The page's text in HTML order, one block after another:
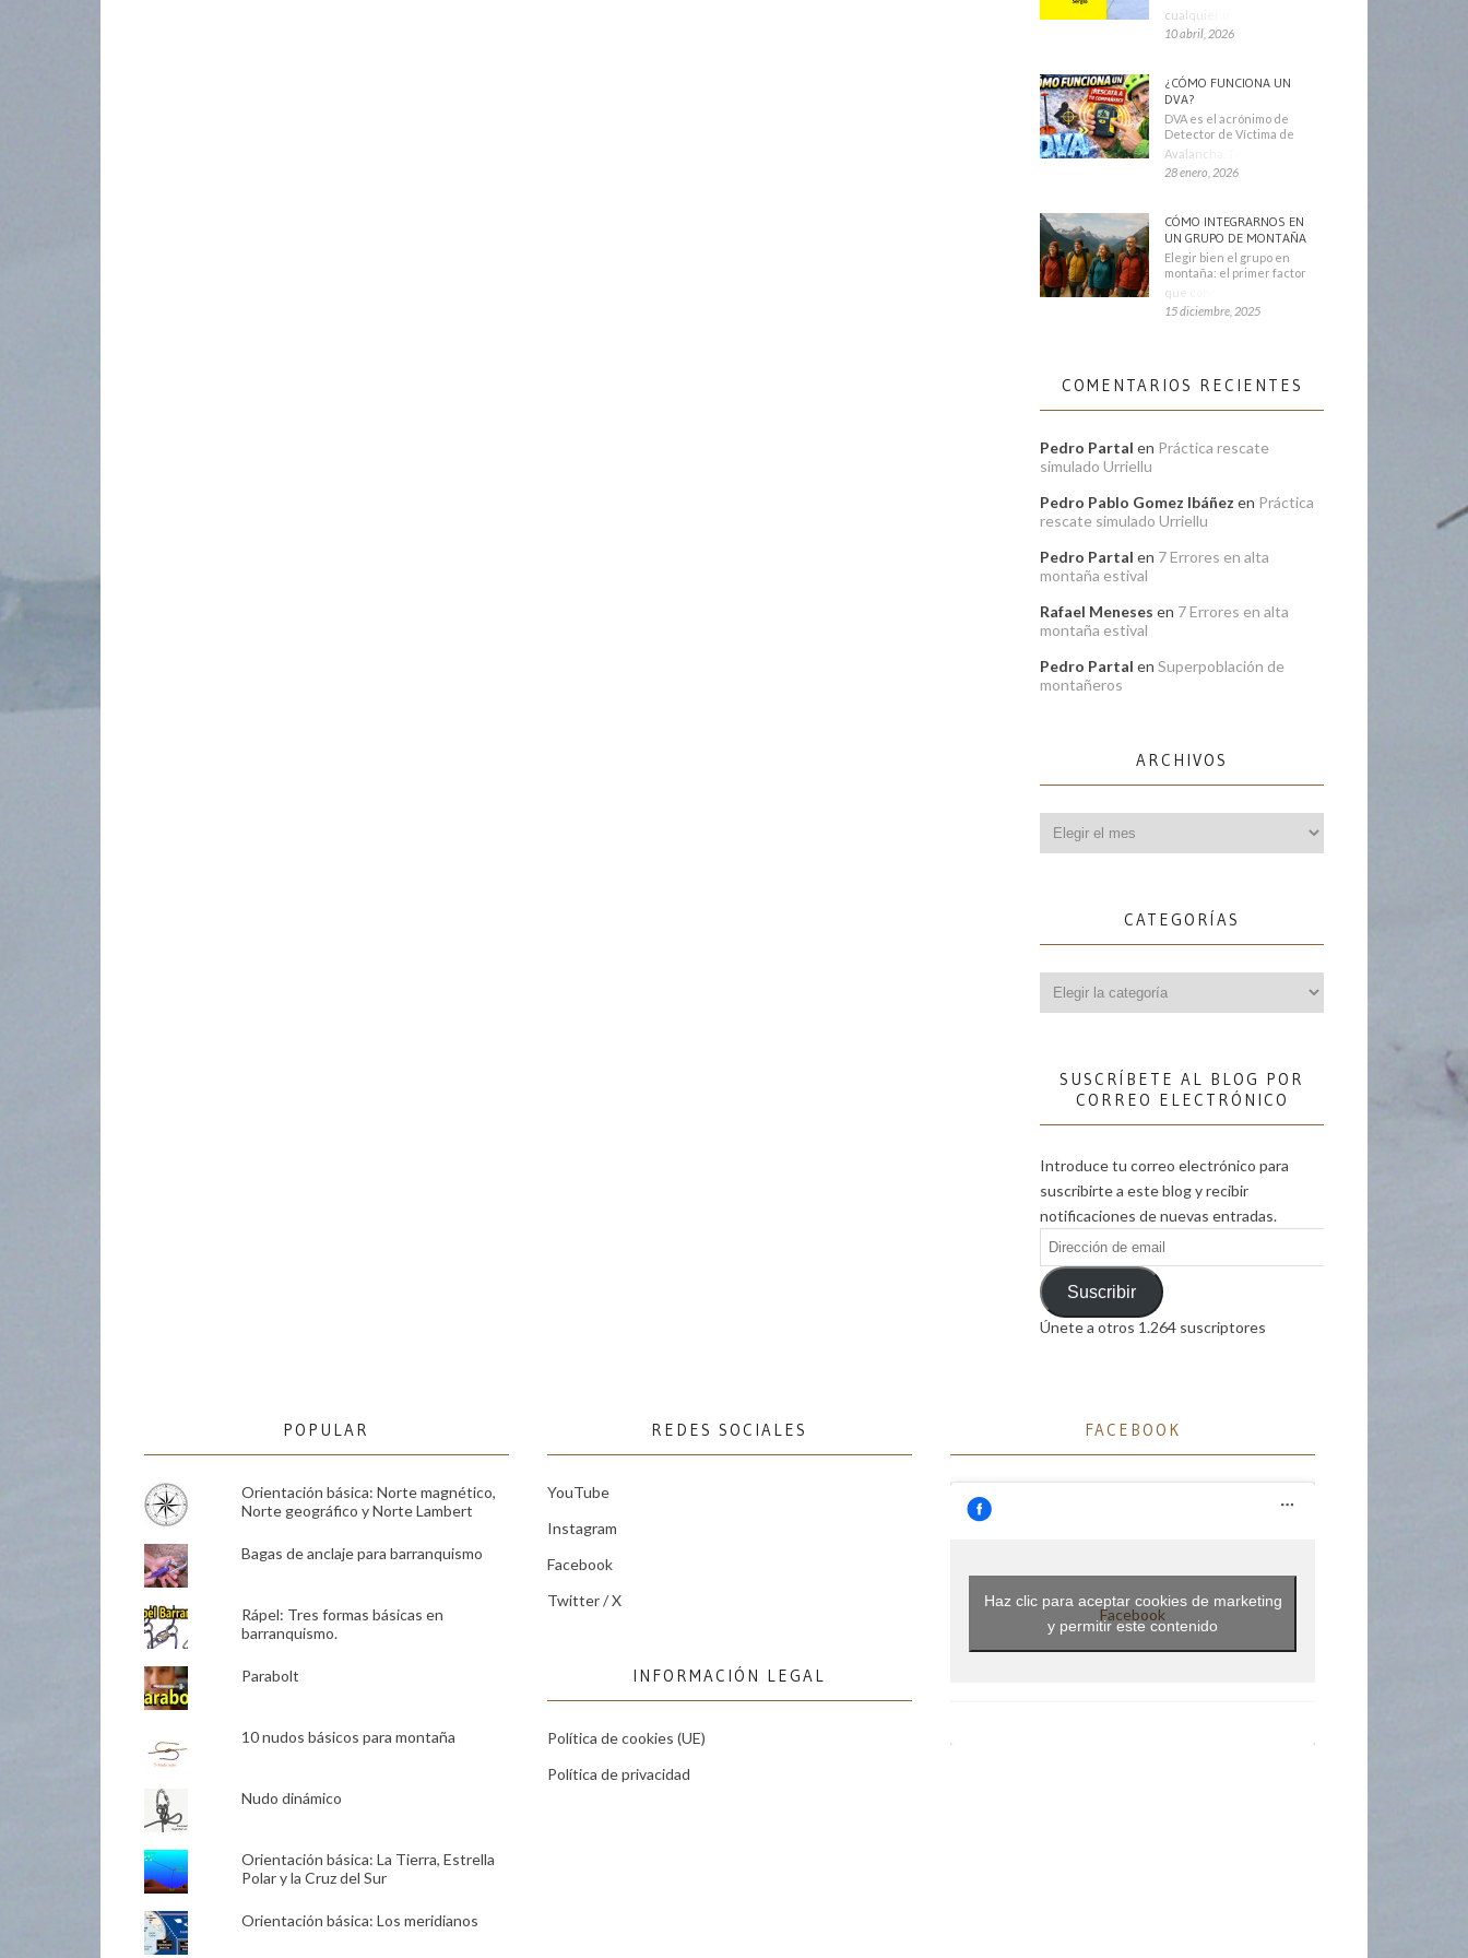
cualquier montañero
10 abril, 2026
¿CÓMO FUNCIONA UN
DVA?
DVA es el acrónimo de
Detector de Víctima de
Avalancha. También se
28 enero, 2026
CÓMO INTEGRARNOS EN
UN GRUPO DE MONTAÑA
Elegir bien el grupo en
montaña: el primer factor
que condiciona tu
15 diciembre, 2025
COMENTARIOS RECIENTES
Pedro Partal en Práctica rescate
simulado Urriellu
Pedro Pablo Gomez Ibáñez en Práctica
rescate simulado Urriellu
Pedro Partal en 7 Errores en alta
montaña estival
Rafael Meneses en 7 Errores en alta
montaña estival
Pedro Partal en Superpoblación de
montañeros
ARCHIVOS
CATEGORÍAS
SUSCRÍBETE AL BLOG POR
CORREO ELECTRÓNICO
Introduce tu correo electrónico para
suscribirte a este blog y recibir
notificaciones de nuevas entradas.
Dirección
de
emailSuscribir
Únete a otros 1.264 suscriptores
POPULAR
Orientación básica: Norte magnético,
Norte geográfico y Norte Lambert
Bagas de anclaje para barranquismo
Rápel: Tres formas básicas en
barranquismo.
Parabolt
10 nudos básicos para montaña
Nudo dinámico
Orientación básica: La Tierra, Estrella
Polar y la Cruz del Sur
Orientación básica: Los meridianos
REDES SOCIALES
YouTube
Instagram
Facebook
Twitter / X
INFORMACIÓN LEGAL
Política de cookies (UE)
Política de privacidad
FACEBOOK
Facebook
Haz clic para aceptar cookies de marketing
y permitir este contenido